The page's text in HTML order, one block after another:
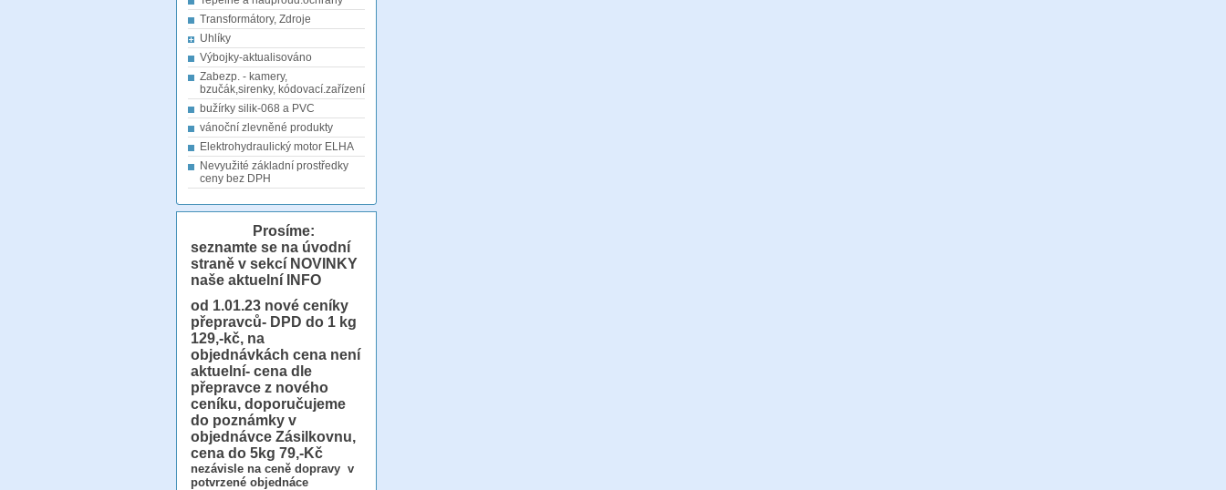
Transformátory, Zdroje
Uhlíky
Výbojky-aktualisováno
Zabezp. - kamery,
bzučák,sirenky, kódovací.zařízení
bužírky silik-068 a PVC
vánoční zlevněné produkty
Elektrohydraulický motor ELHA
Nevyužité základní prostředky
ceny bez DPH
Prosíme:
seznamte se na úvodní
straně v sekcí NOVINKY
naše aktuelní INFO
od 1.01.23 nové ceníky
přepravců- DPD do 1 kg
129,-kč, na
objednávkách cena není
aktuelní- cena dle
přepravce z nového
ceníku, doporučujeme
do poznámky v
objednávce Zásilkovnu,
cena do 5kg 79,-Kč
nezávisle na ceně dopravy v
potvrzené objednáce